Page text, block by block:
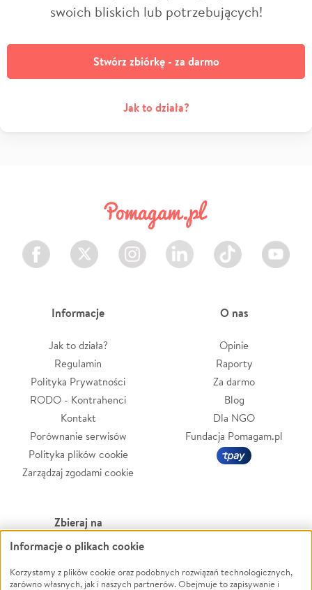
swoich bliskich lub potrzebujących!
Stwórz zbiórkę - za darmo
Jak to działa?
Facebook Twitter Instagram LinkedIn TikTok Youtube
Informacje
Jak to działa?
Regulamin
Polityka Prywatności
RODO - Kontrahenci
Kontakt
Porównanie serwisów
Polityka plików cookie
Zarządzaj zgodami cookie
O nas
Opinie
Raporty
Za darmo
Blog
Dla NGO
Fundacja Pomagam.pl
Zbieraj na
Leczenie
Zwierzęta
Powódź
Informacje o plikach cookie
Korzystamy z plików cookie oraz podobnych rozwiązań technologicznych,
zarówno własnych, jak i naszych partnerów. Obejmuje to zapisywanie i